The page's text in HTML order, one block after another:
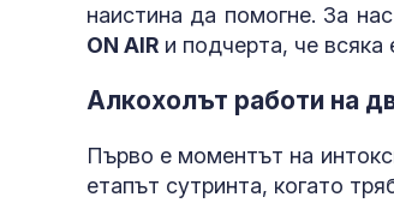
наистина да помогне. За
ON AIR и подчерта, че всяка
Алкохолът работи на
Първо е моментът на
етапът сутринта, когато